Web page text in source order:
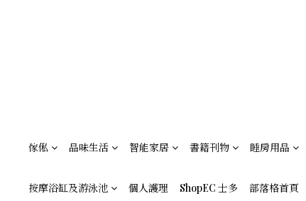
傢俬 品味生活 智能家居 書籍刊物 睡房用品
按摩浴缸及游泳池 個人護理 ShopEC 士多 部落格首頁